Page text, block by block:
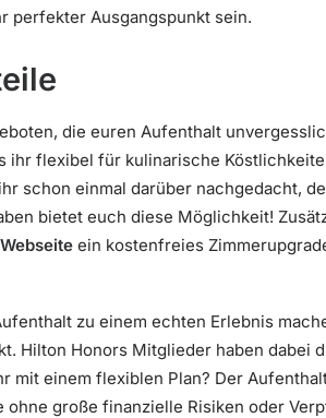
perfekter Ausgangspunkt sein.
die euren Aufenthalt
ihr flexibel für kulinarische
schon einmal darüber nachgedacht,
bietet euch diese Möglichkeit!
ein kostenfreies
zu einem echten Erlebnis
Hilton Honors Mitglieder haben dabei
mit einem flexiblen Plan? Der
große finanzielle Risiken oder